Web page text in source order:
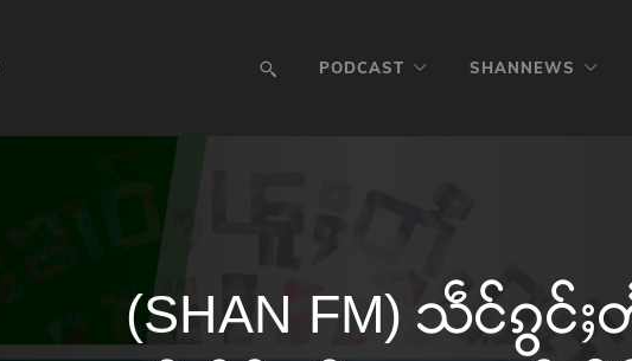
PODCAST SHANNEWS
(SHAN FM) သဵင်ၵွင်